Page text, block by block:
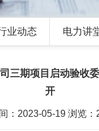
业动态 电力讲
三期项目启动验收
开
：2023-05-19 浏览：